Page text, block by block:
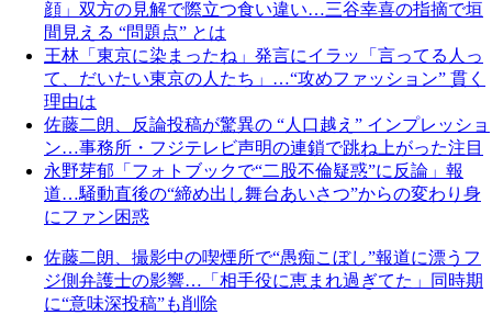
顔」双方の見解で際立つ食い違い…三谷幸喜の指摘で垣
間見える “問題点” とは
王林「東京に染まったね」発言にイラッ「言ってる人っ
て、だいたい東京の人たち」…“攻めファッション” 貫く
理由は
佐藤二朗、反論投稿が驚異の “人口越え” インプレッショ
ン…事務所・フジテレビ声明の連鎖で跳ね上がった注目
永野芽郁「フォトブックで“二股不倫疑惑”に反論」報
道…騒動直後の“締め出し舞台あいさつ”からの変わり身
にファン困惑
佐藤二朗、撮影中の喫煙所で“愚痴こぼし”報道に漂うフ
ジ側弁護士の影響…「相手役に恵まれ過ぎてた」同時期
に“意味深投稿”も削除